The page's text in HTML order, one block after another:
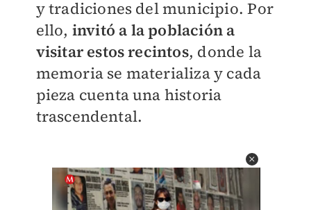
y tradiciones del municipio. Por
ello, invitó a la población a
visitar estos recintos, donde la
memoria se materializa y cada
pieza cuenta una historia
trascendental.